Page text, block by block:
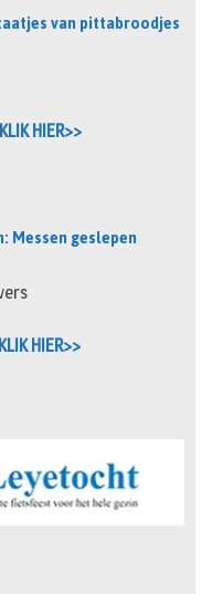
van pittabroodjes
HIER>>
Messen geslepen
HIER>>